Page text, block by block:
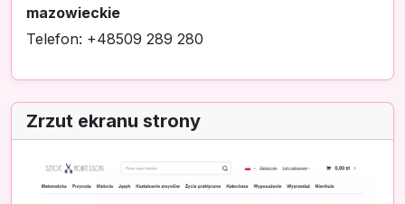
mazowieckie
Telefon: +48509 289 280
Zrzut ekranu strony